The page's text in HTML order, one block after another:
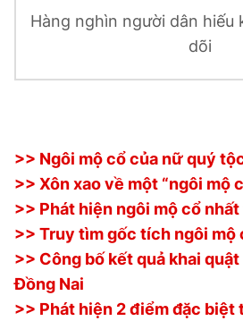
Hàng nghìn người dân
dõi
>> Ngôi mộ cổ của nữ quý
>> Xôn xao về một “ngôi mộ
>> Phát hiện ngôi mộ cổ
>> Truy tìm gốc tích ngôi mộ
>> Công bố kết quả khai
Đồng Nai
>> Phát hiện 2 điểm đặc biệt